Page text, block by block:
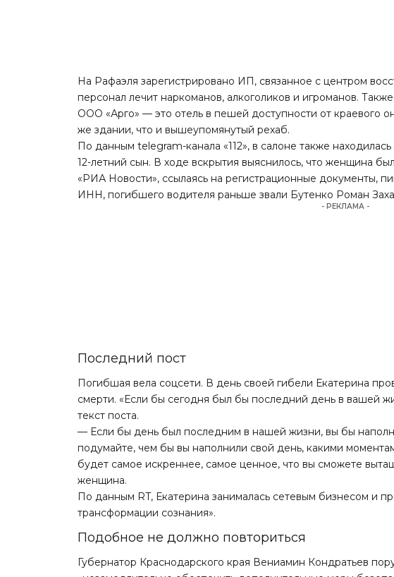
На Рафаэля зарегистрировано ИП, связанное с центром
персонал лечит наркоманов, алкоголиков и игроманов.
ООО «Арго» — это отель в пешей доступности от краевого
же здании, что и вышеупомянутый рехаб.
По данным telegram-канала «112», в салоне также
12-летний сын. В ходе вскрытия выяснилось, что женщина
«РИА Новости», ссылаясь на регистрационные документы,
ИНН, погибшего водителя раньше звали Бутенко Роман
- РЕКЛАМА -
Последний пост
Погибшая вела соцсети. В день своей гибели Екатерина
смерти. «Если бы сегодня был бы последний день в вашей
текст поста.
— Если бы день был последним в нашей жизни, вы бы
подумайте, чем бы вы наполнили свой день, какими
будет самое искреннее, самое ценное, что вы сможете
женщина.
По данным RT, Екатерина занималась сетевым бизнесом и
трансформации сознания».
Подобное не должно повториться
Губернатор Краснодарского края Вениамин Кондратьев